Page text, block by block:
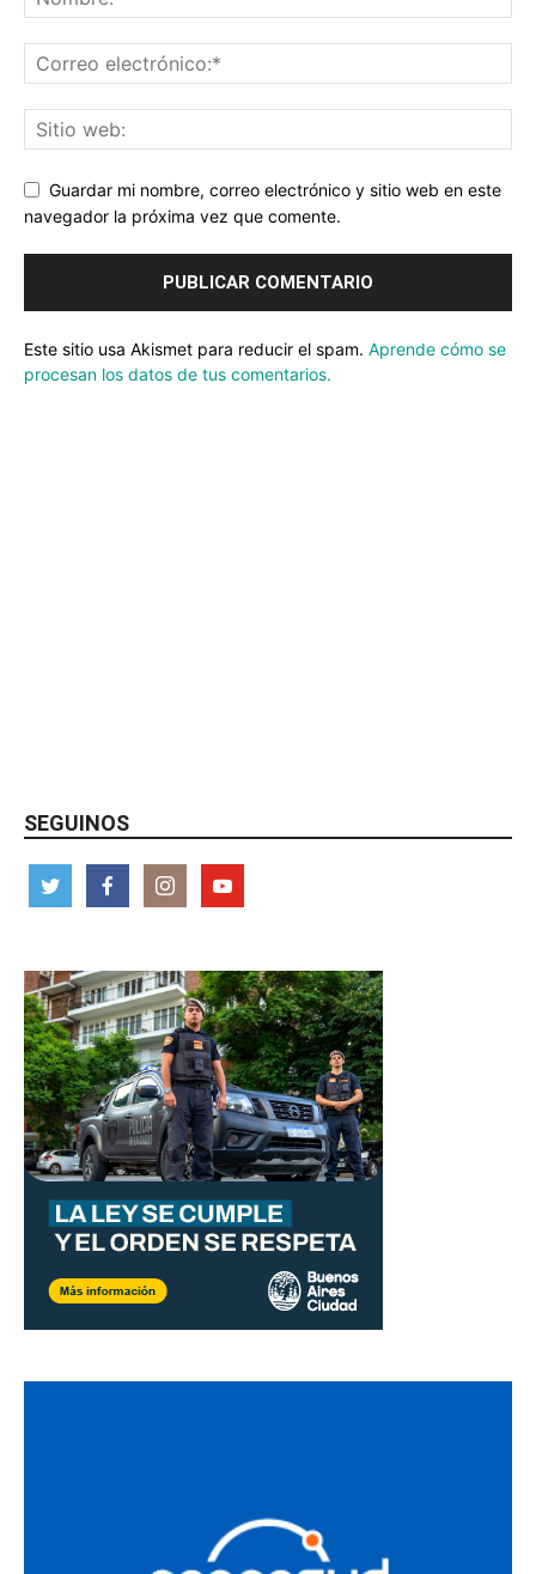
Guardar mi nombre, correo electrónico y sitio web en este
navegador la próxima vez que comente.
Este sitio usa Akismet para reducir el spam. Aprende cómo se
procesan los datos de tus comentarios.
SEGUINOS